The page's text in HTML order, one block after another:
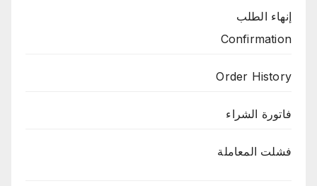
إنهاء الطلب
Confirmation
Order History
فاتورة الشراء
فشلت المعاملة